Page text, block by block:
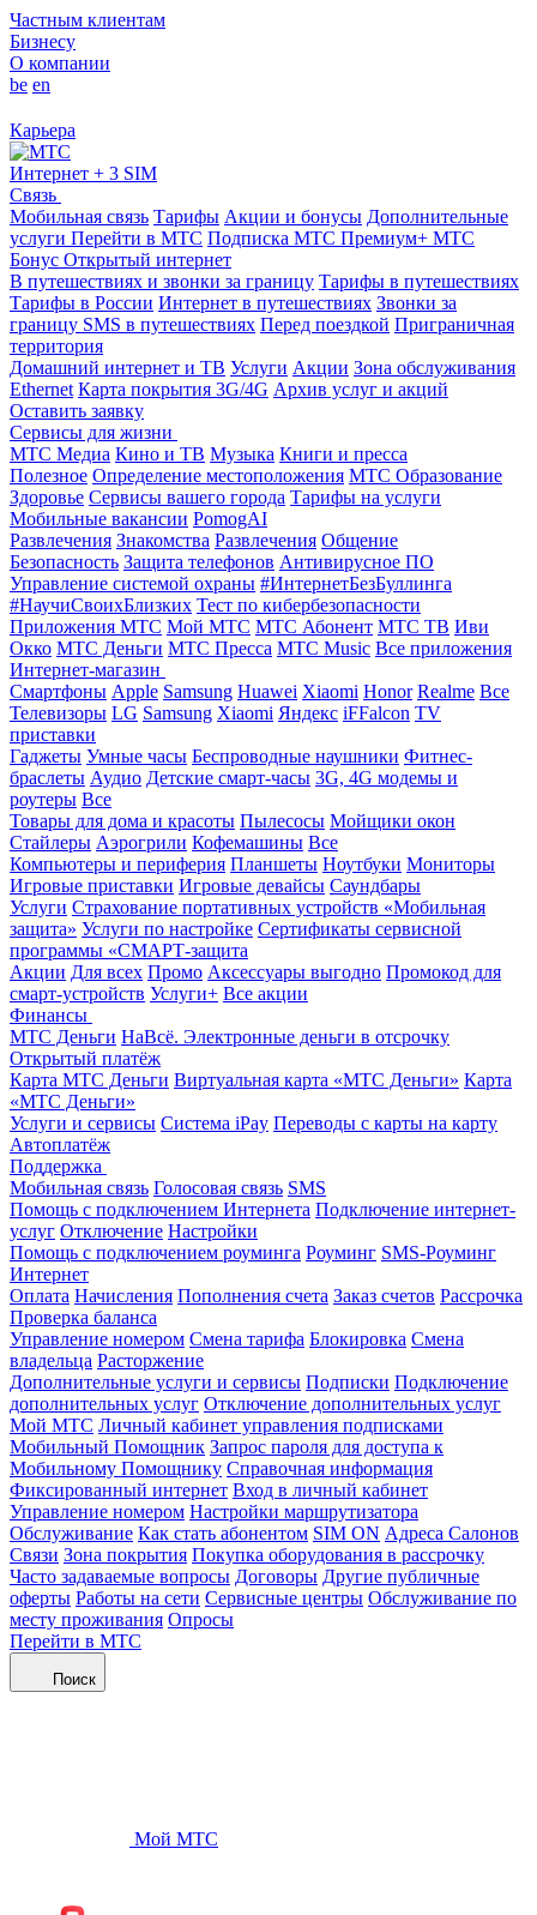
Частным клиентам
Бизнесу
О компании
be en
Карьера
Интернет + 3 SIM
Связь
Мобильная связь Тарифы Акции и бонусы Дополнительные
услуги Перейти в МТС Подписка МТС Премиум+ МТС
Бонус Открытый интернет
В путешествиях и звонки за границу Тарифы в путешествиях
Тарифы в России Интернет в путешествиях Звонки за
границу SMS в путешествиях Перед поездкой Приграничная
территория
Домашний интернет и ТВ Услуги Акции Зона обслуживания
Ethernet Карта покрытия 3G/4G Архив услуг и акций
Оставить заявку
Сервисы для жизни
МТС Медиа Кино и ТВ Музыка Книги и пресса
Полезное Определение местоположения МТС Образование
Здоровье Сервисы вашего города Тарифы на услуги
Мобильные вакансии PomogAI
Развлечения Знакомства Развлечения Общение
Безопасность Защита телефонов Антивирусное ПО
Управление системой охраны #ИнтернетБезБуллинга
#НаучиСвоихБлизких Тест по кибербезопасности
Приложения МТС Мой МТС МТС Абонент МТС ТВ Иви
Окко МТС Деньги МТС Пресса МТС Music Все приложения
Интернет-магазин
Смартфоны Apple Samsung Huawei Xiaomi Honor Realme Все
Телевизоры LG Samsung Xiaomi Яндекс iFFalcon TV
приставки
Гаджеты Умные часы Беспроводные наушники Фитнес-
браслеты Аудио Детские смарт-часы 3G, 4G модемы и
роутеры Все
Товары для дома и красоты Пылесосы Мойщики окон
Стайлеры Аэрогрили Кофемашины Все
Компьютеры и периферия Планшеты Ноутбуки Мониторы
Игровые приставки Игровые девайсы Саундбары
Услуги Страхование портативных устройств «Мобильная
защита» Услуги по настройке Сертификаты сервисной
программы «СМАРТ-защита
Акции Для всех Промо Аксессуары выгодно Промокод для
смарт-устройств Услуги+ Все акции
Финансы
МТС Деньги НаВсё. Электронные деньги в отсрочку
Открытый платёж
Карта МТС Деньги Виртуальная карта «МТС Деньги» Карта
«МТС Деньги»
Услуги и сервисы Система iPay Переводы с карты на карту
Автоплатёж
Поддержка
Мобильная связь Голосовая связь SMS
Помощь с подключением Интернета Подключение интернет-
услуг Отключение Настройки
Помощь с подключением роуминга Роуминг SMS-Роуминг
Интернет
Оплата Начисления Пополнения счета Заказ счетов Рассрочка
Проверка баланса
Управление номером Смена тарифа Блокировка Смена
владельца Расторжение
Дополнительные услуги и сервисы Подписки Подключение
дополнительных услуг Отключение дополнительных услуг
Мой МТС Личный кабинет управления подписками
Мобильный Помощник Запрос пароля для доступа к
Мобильному Помощнику Справочная информация
Фиксированный интернет Вход в личный кабинет
Управление номером Настройки маршрутизатора
Обслуживание Как стать абонентом SIM ON Адреса Салонов
Связи Зона покрытия Покупка оборудования в рассрочку
Часто задаваемые вопросы Договоры Другие публичные
оферты Работы на сети Сервисные центры Обслуживание по
месту проживания Опросы
Перейти в МТС
Поиск
Мой МТС